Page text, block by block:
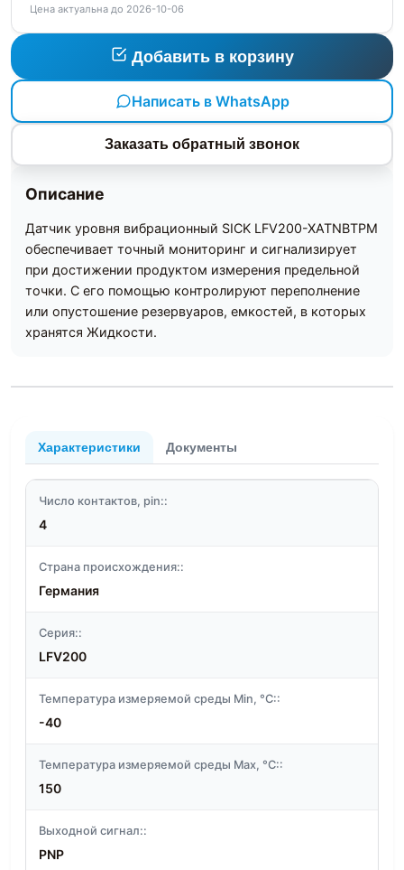
Цена актуальна до 2026-10-06
Добавить в корзину
Написать в WhatsApp
Заказать обратный звонок
Описание
Датчик уровня вибрационный SICK LFV200-XATNBTPM
обеспечивает точный мониторинг и сигнализирует
при достижении продуктом измерения предельной
точки. С его помощью контролируют переполнение
или опустошение резервуаров, емкостей, в которых
хранятся Жидкости.
Характеристики Документы
Число контактов, pin::
4
Страна происхождения::
Германия
Серия::
LFV200
Температура измеряемой среды Min, °C::
-40
Температура измеряемой среды Max, °C::
150
Выходной сигнал::
PNP